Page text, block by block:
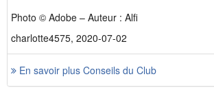
Photo © Adobe – Auteur : Alfi
charlotte4575, 2020-07-02
En savoir plus Conseils du Club